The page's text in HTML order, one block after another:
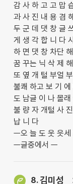
감 사 하 고 고 맙
과 사 진 내 용 겸
두 군 데 댓 창 글
게 생 각 합 니 다
하 면 댓 창 차단
꿈 꾸는 닉 삭 제
또 옆 개 털 부얼
불쾌 하고 보 기
도 남글 이 나 몰
불 량 자 개털 사
납 니 다
ㅡ오 늘 도 웃 읏세
ㅡ글중에서 ㅡ
8.김미성